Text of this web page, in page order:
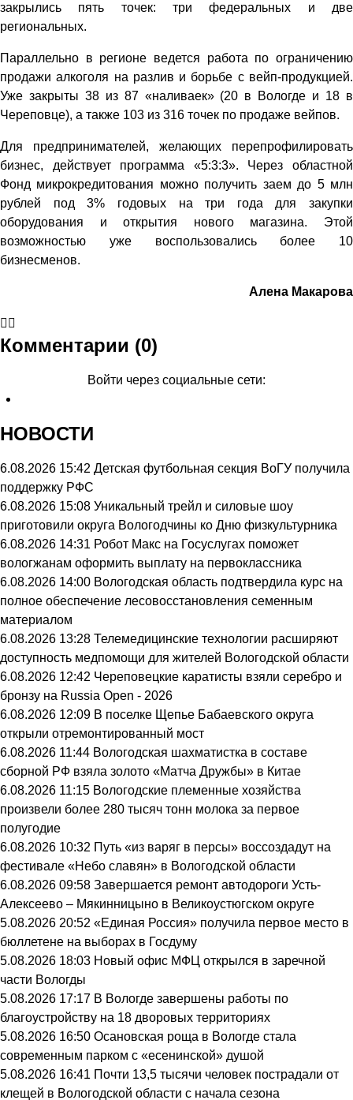
закрылись пять точек: три федеральных и две
региональных.
Параллельно в регионе ведется работа по ограничению
продажи алкоголя на разлив и борьбе с вейп-продукцией.
Уже закрыты 38 из 87 «наливаек» (20 в Вологде и 18 в
Череповце), а также 103 из 316 точек по продаже вейпов.
Для предпринимателей, желающих перепрофилировать
бизнес, действует программа «5:3:3». Через областной
Фонд микрокредитования можно получить заем до 5 млн
рублей под 3% годовых на три года для закупки
оборудования и открытия нового магазина. Этой
возможностью уже воспользовались более 10
бизнесменов.
Алена Макарова
Комментарии (0)
Войти через социальные сети:
НОВОСТИ
6.08.2026 15:42 Детская футбольная секция ВоГУ получила
поддержку РФС
6.08.2026 15:08 Уникальный трейл и силовые шоу
приготовили округа Вологодчины ко Дню физкультурника
6.08.2026 14:31 Робот Макс на Госуслугах поможет
вологжанам оформить выплату на первоклассника
6.08.2026 14:00 Вологодская область подтвердила курс на
полное обеспечение лесовосстановления семенным
материалом
6.08.2026 13:28 Телемедицинские технологии расширяют
доступность медпомощи для жителей Вологодской области
6.08.2026 12:42 Череповецкие каратисты взяли серебро и
бронзу на Russia Open - 2026
6.08.2026 12:09 В поселке Щепье Бабаевского округа
открыли отремонтированный мост
6.08.2026 11:44 Вологодская шахматистка в составе
сборной РФ взяла золото «Матча Дружбы» в Китае
6.08.2026 11:15 Вологодские племенные хозяйства
произвели более 280 тысяч тонн молока за первое
полугодие
6.08.2026 10:32 Путь «из варяг в персы» воссоздадут на
фестивале «Небо славян» в Вологодской области
6.08.2026 09:58 Завершается ремонт автодороги Усть-
Алексеево – Мякинницыно в Великоустюгском округе
5.08.2026 20:52 «Единая Россия» получила первое место в
бюллетене на выборах в Госдуму
5.08.2026 18:03 Новый офис МФЦ открылся в заречной
части Вологды
5.08.2026 17:17 В Вологде завершены работы по
благоустройству на 18 дворовых территориях
5.08.2026 16:50 Осановская роща в Вологде стала
современным парком с «есенинской» душой
5.08.2026 16:41 Почти 13,5 тысячи человек пострадали от
клещей в Вологодской области с начала сезона